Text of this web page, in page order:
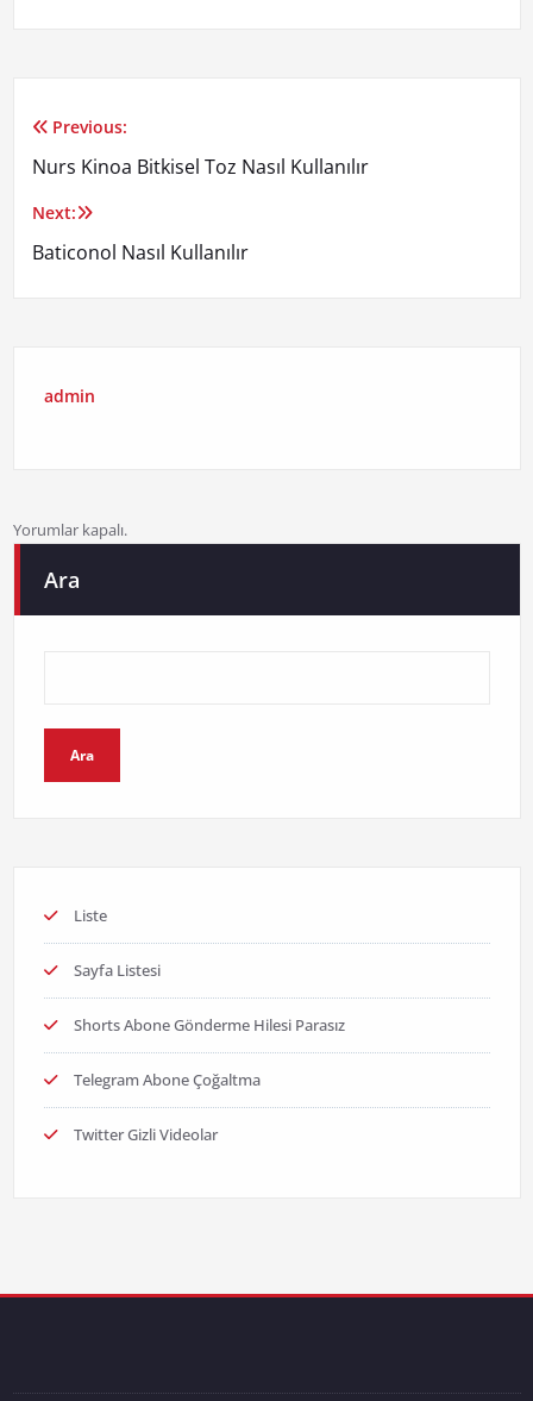
Yazı
gezinmesi
Previous:
Nurs Kinoa Bitkisel Toz Nasıl Kullanılır
Next:
Baticonol Nasıl Kullanılır
admin
Yorumlar kapalı.
Ara
Ara
Liste
Sayfa Listesi
Shorts Abone Gönderme Hilesi Parasız
Telegram Abone Çoğaltma
Twitter Gizli Videolar